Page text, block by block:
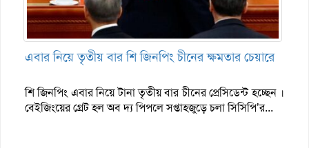
এবার নিয়ে তৃতীয় বার শি জিনপিং চীনের ক্ষমতার চেয়ারে
শি জিনপিং এবার নিয়ে টানা তৃতীয় বার চীনের প্রেসিডেন্ট হচ্ছেন ।
বেইজিংয়ের গ্রেট হল অব দ্য পিপলে সপ্তাহজুড়ে চলা সিসিপি’র...